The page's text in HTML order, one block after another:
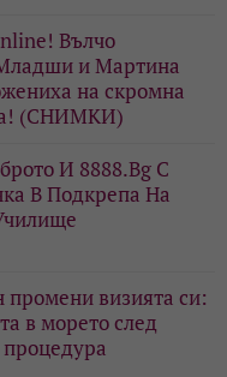
Вълчо
и Мартина
на скромна
(СНИМКИ)
И 8888.Bg С
В Подкрепа На
промени визията си:
в морето след